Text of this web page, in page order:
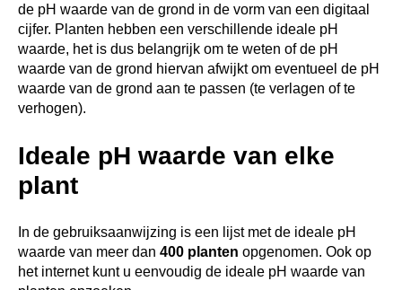
de pH waarde van de grond in de vorm van een digitaal
cijfer. Planten hebben een verschillende ideale pH
waarde, het is dus belangrijk om te weten of de pH
waarde van de grond hiervan afwijkt om eventueel de pH
waarde van de grond aan te passen (te verlagen of te
verhogen).
Ideale pH waarde van elke
plant
In de gebruiksaanwijzing is een lijst met de ideale pH
waarde van meer dan 400 planten opgenomen. Ook op
het internet kunt u eenvoudig de ideale pH waarde van